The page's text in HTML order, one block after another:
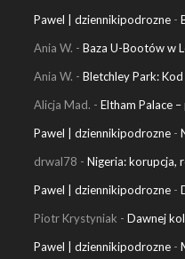
Pawel | dziennikipodrozne -
Ania W. - Baza U-Bootów w
Ania W. - Bletchley Park:
Alicja Mad. - Eltham Palace
Pawel | dziennikipodrozne -
drwal78 - Nigeria: korupcja,
Pawel | dziennikipodrozne -
Piotr Krystyniak - Dawnej
Pawel | dziennikipodrozne -